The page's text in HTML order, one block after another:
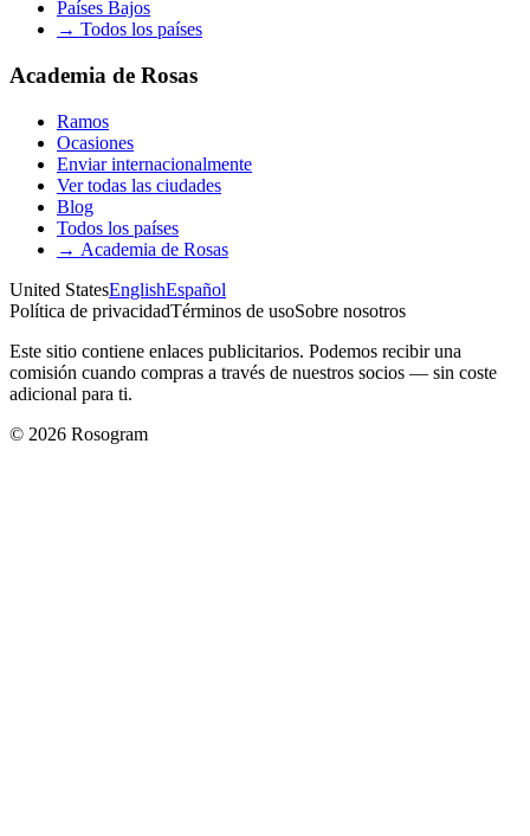
Países Bajos
→ Todos los países
Academia de Rosas
Ramos
Ocasiones
Enviar internacionalmente
Ver todas las ciudades
Blog
Todos los países
→ Academia de Rosas
United StatesEnglishEspañol
Política de privacidadTérminos de usoSobre nosotros
Este sitio contiene enlaces publicitarios. Podemos recibir una
comisión cuando compras a través de nuestros socios — sin coste
adicional para ti.
© 2026 Rosogram